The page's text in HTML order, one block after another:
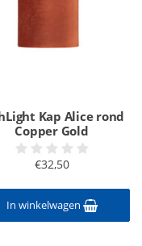
Kap Alice rond
Copper Gold
€32,50
In winkelwagen